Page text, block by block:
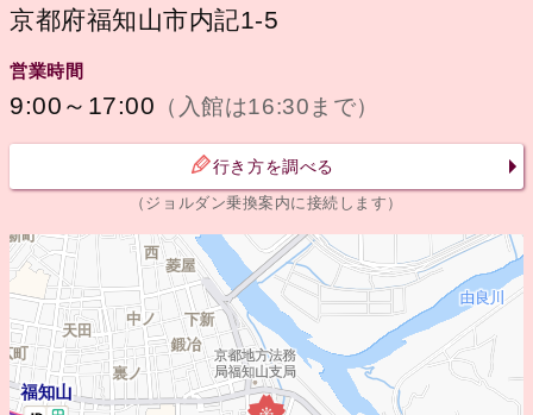
京都府福知山市内記1-5
営業時間
9:00～17:00 （入館は16:30まで）
行き方を調べる
（ジョルダン乗換案内に接続します）